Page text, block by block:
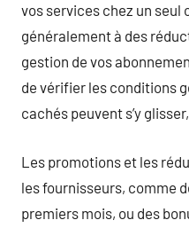
vos services chez un seul
généralement à des
gestion de vos
de vérifier les conditions
cachés peuvent s’y
Les promotions et les
les fournisseurs, comme
premiers mois, ou des